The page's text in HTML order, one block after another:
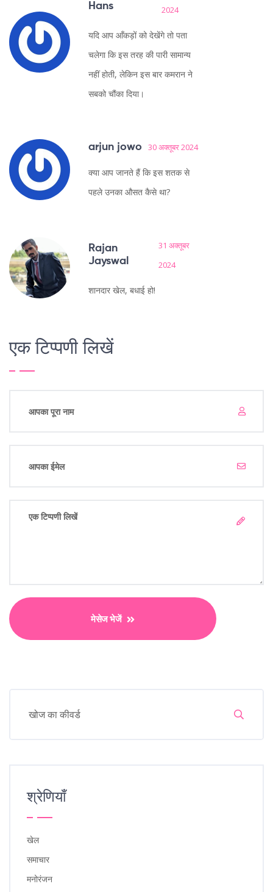
Hans
2024
यदि आप आँकड़ों को देखेंगे तो पता
चलेगा कि इस तरह की पारी सामान्य
नहीं होती, लेकिन इस बार कमरान ने
सबको चौंका दिया।
arjun jowo 30 अक्तूबर 2024
क्या आप जानते हैं कि इस शतक से
पहले उनका औसत कैसे था?
Rajan
Jayswal
31 अक्तूबर
2024
शानदार खेल, बधाई हो!
एक टिप्पणी लिखें
मेसेज भेजें
श्रेणियाँ
खेल
समाचार
मनोरंजन